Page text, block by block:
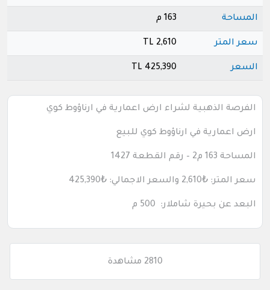
المساحة 163 م
سعر المتر 2,610 TL
السعر 425,390 TL
الفرصة الذهبية لشراء ارض اعمارية في ارناؤوط كوي
ارض اعمارية في ارناؤوط كوي للبيع
المساحة 163 م2 – رقم القطعة 1427
سعر المتر: ₺2,610 والسعر الاجمالي: ₺425,390
البعد عن بحيرة شاملار: 500 م
2810 مشاهدة